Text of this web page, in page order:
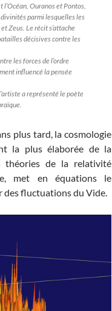
Ouranos et Pontos,
divinités parmi lesquelles les
Zeus. Le récit s’attache
décisives contre les
les forces de l’ordre
influencé la pensée
a représenté le poète
plus tard, la cosmologie
la plus élaborée de la
théories de la relativité
met en équations le
des fluctuations du Vide.